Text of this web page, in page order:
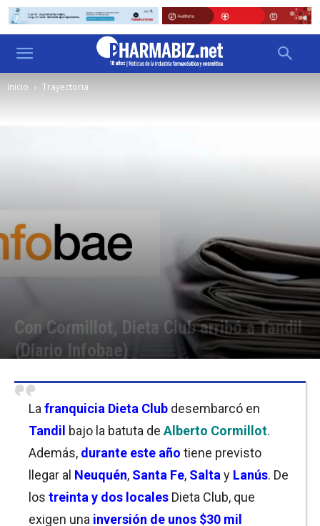
Inicio Trayectoria
Con Cormillot, Dieta Club arribó a Tandil
(Diario Infobae)
La franquicia Dieta Club desembarcó en
Tandil bajo la batuta de Alberto Cormillot.
Además, durante este año tiene previsto
llegar al Neuquén, Santa Fe, Salta y Lanús. De
los treinta y dos locales Dieta Club, que
exigen una inversión de unos $30 mil